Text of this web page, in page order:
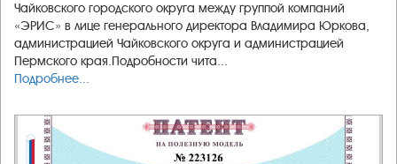
Чайковского городского округа между группой компаний
«ЭРИС» в лице генерального директора Владимира Юркова,
администрацией Чайковского округа и администрацией
Пермского края.Подробности чита...
Подробнее...